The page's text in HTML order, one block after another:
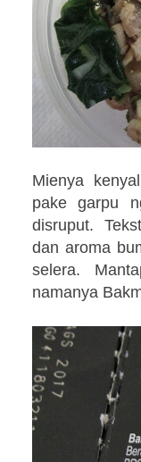
Mienya
pake garpu
disruput.
dan aroma
selera.
namanya